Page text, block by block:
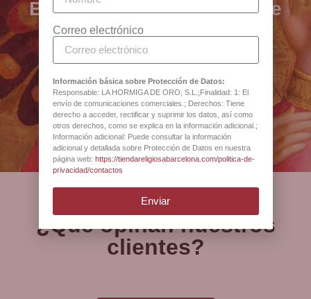
La belleza de las cuentas de amatista y el detalle del
crucifijo nos recuerdan la importancia de la belleza en
nuestra vida espiritual.
Disponible en BCB, tienda de artículos religiosos de
Barcelona desde 1880.
BCB - especialistas en arte
sacro, joyería y artículos
religiosos desde 1880
Antigua Botiga Catedral
Barcelona
¿Qué opinan nuestros
clientes?
Correo electrónico
Información básica sobre Protección de Datos:
Responsable: LA HORMIGA DE ORO, S.L.;Finalidad: 1: El
envío de comunicaciones comerciales.; Derechos: Tiene
derecho a acceder, rectificar y suprimir los datos, así como
otros derechos, como se explica en la información adicional.;
Información adicional: Puede consultar la información
adicional y detallada sobre Protección de Datos en nuestra
página web: https://tiendareligiosabarcelona.com/politica-de-
privacidad/contactos
Enviar